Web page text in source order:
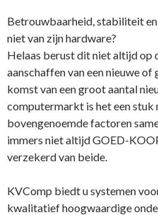
Betrouwbaarheid, stabiliteit
niet van zijn hardware?
Helaas berust dit niet altijd op
aanschaffen van een nieuwe
komst van een groot aantal
computermarkt is het een
bovengenoemde factoren
immers niet altijd GOED-
verzekerd van beide.
KVComp biedt u systemen
kwalitatief hoogwaardige